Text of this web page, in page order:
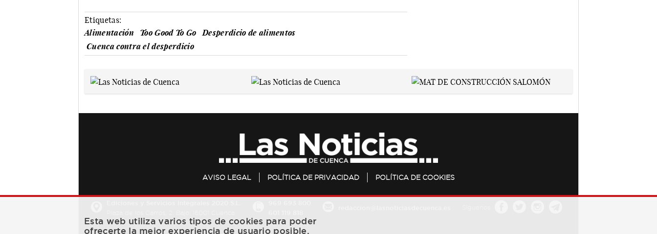
Etiquetas:
Alimentación
Too Good To Go
Desperdicio de alimentos
Cuenca contra el desperdicio
AVISO LEGAL POLÍTICA DE PRIVACIDAD POLÍTICA DE COOKIES
Esta web utiliza varios tipos de cookies para poder
ofrecerte la mejor experiencia de usuario posible,